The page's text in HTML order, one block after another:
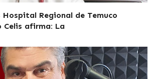
Hospital Regional de Temuco
Celis afirma: La